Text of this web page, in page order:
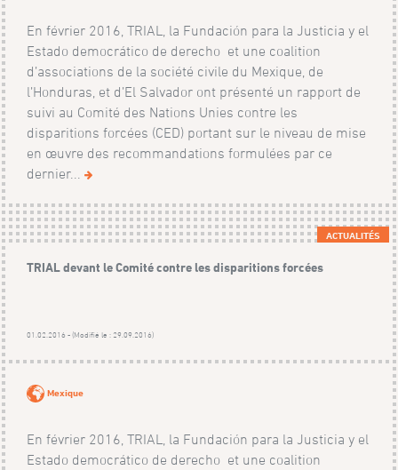
En février 2016, TRIAL, la Fundación para la Justicia y el
Estado democrático de derecho et une coalition
d’associations de la société civile du Mexique, de
l’Honduras, et d’El Salvador ont présenté un rapport de
suivi au Comité des Nations Unies contre les
disparitions forcées (CED) portant sur le niveau de mise
en œuvre des recommandations formulées par ce
dernier...
ACTUALITÉS
TRIAL devant le Comité contre les disparitions forcées
01.02.2016 - (Modifié le : 29.09.2016)
Mexique
En février 2016, TRIAL, la Fundación para la Justicia y el
Estado democrático de derecho et une coalition